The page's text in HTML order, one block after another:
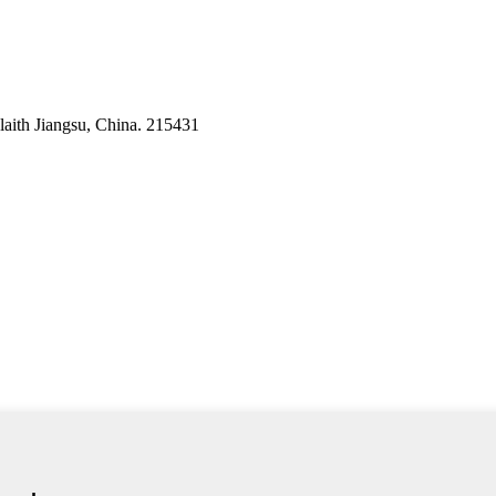
Jiangsu, China. 215431